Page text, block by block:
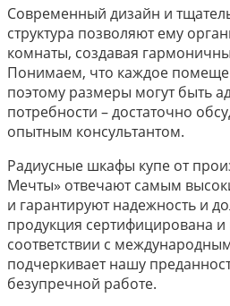
Современный дизайн и
структура позволяют ему
комнаты, создавая
Понимаем, что каждое
поэтому размеры могут быть
потребности – достаточно
опытным консультантом.
Радиусные шкафы купе от
Мечты» отвечают самым
и гарантируют надежность и
продукция сертифицирована и
соответствии с
подчеркивает нашу
безупречной работе.